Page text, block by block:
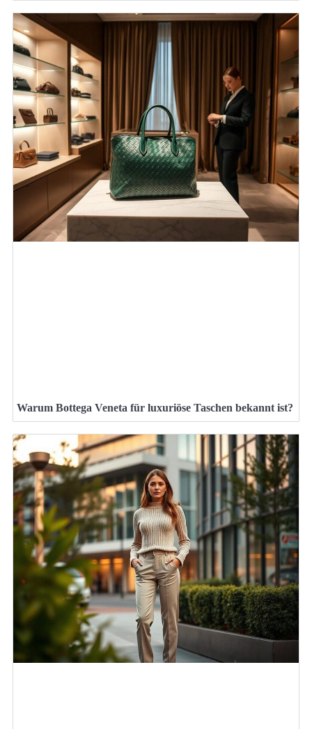
Warum Bottega Veneta für luxuriöse Taschen bekannt ist?